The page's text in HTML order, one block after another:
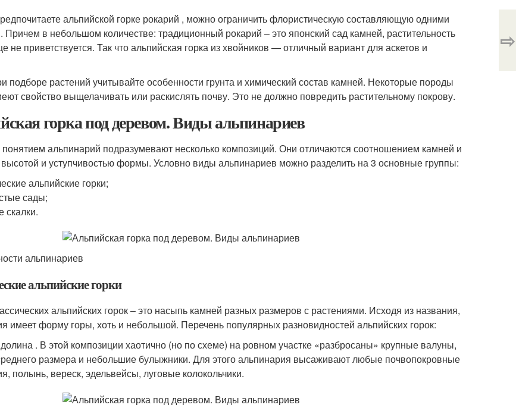
альпийской горке рокарий , можно ограничить флористическую составляющую одними
в небольшом количестве: традиционный рокарий – это японский сад камней, растительность
не приветствуется. Так что альпийская горка из хвойников — отличный вариант для аскетов и
подборе растений учитывайте особенности грунта и химический состав камней. Некоторые породы
свойство выщелачивать или раскислять почву. Это не должно повредить растительному покрову.
горка под деревом. Виды альпинариев
понятием альпинарий подразумевают несколько композиций. Они отличаются соотношением камней и
высотой и уступчивостью формы. Условно виды альпинариев можно разделить на 3 основные группы:
альпийские горки;
сады;
скалки.
альпинариев
альпийские горки
альпийских горок – это насыпь камней разных размеров с растениями. Исходя из названия,
имеет форму горы, хоть и небольшой. Перечень популярных разновидностей альпийских горок:
. В этой композиции хаотично (но по схеме) на ровном участке «разбросаны» крупные валуны,
размера и небольшие булыжники. Для этого альпинария высаживают любые почвопокровные
полынь, вереск, эдельвейсы, луговые колокольчики.
⇨